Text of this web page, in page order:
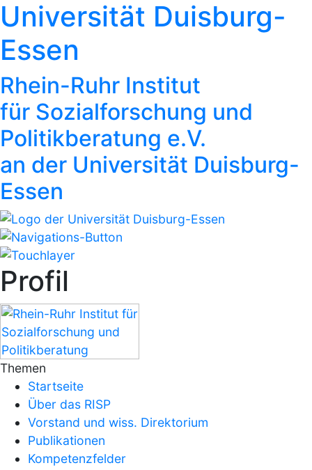
Universität Duisburg-
Essen
Rhein-Ruhr Institut
für Sozialforschung und
Politikberatung e.V.
an der Universität Duisburg-
Essen
Profil
Themen
Startseite
Über das RISP
Vorstand und wiss. Direktorium
Publikationen
Kompetenzfelder